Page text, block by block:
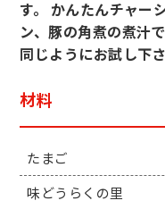
す。 かんたんチャー
ン、豚の角煮の煮汁
同じようにお試し下さ
材料
たまご
味どうらくの里